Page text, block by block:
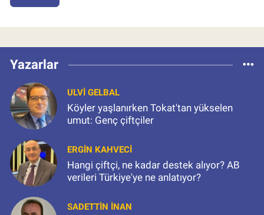
Yazarlar
ULVI GELBAL
Köyler yaşlanırken Tokat'tan yükselen
umut: Genç çiftçiler
ERGIN KAHVECI
Hangi çiftçi, ne kadar destek alıyor? AB
verileri Türkiye'ye ne anlatıyor?
SADETTIN İNAN